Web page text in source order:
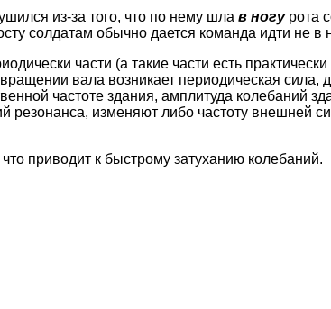
из-за того, что по нему шла в ногу рота
солдатам обычно дается команда идти не в
части (а такие части есть практически
вала возникает периодическая сила,
частоте здания, амплитуда колебаний
резонанса, изменяют либо частоту внешней
приводит к быстрому затуханию колебаний.